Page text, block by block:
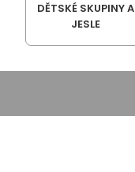
DĚTSKÉ SKUPINY A
JESLE